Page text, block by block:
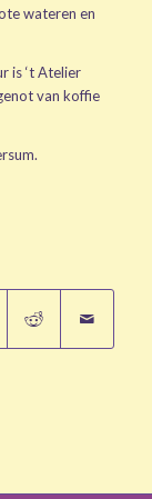
wateren en
is ‘t Atelier
van koffie